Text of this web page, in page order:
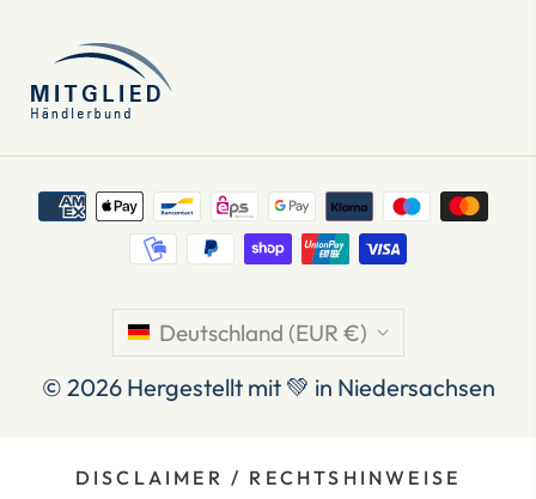
Deutschland (EUR €)
© 2026 Hergestellt mit 💚 in Niedersachsen
DISCLAIMER / RECHTSHINWEISE